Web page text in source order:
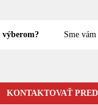
výberom? Sme
KONTAKTOVAŤ